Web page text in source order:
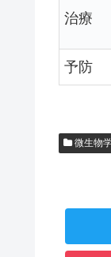
治療
予防
微生物